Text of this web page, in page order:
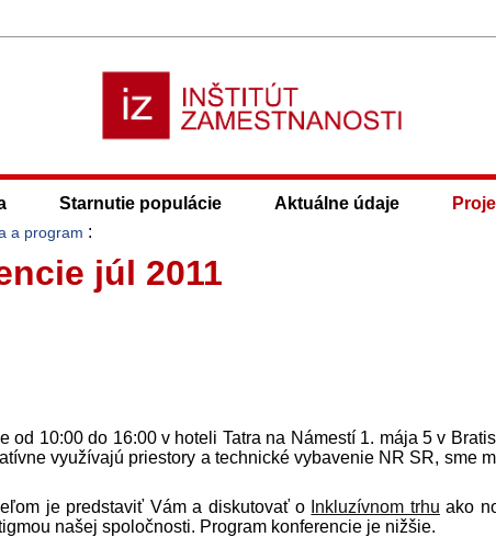
Starnutie populácie Aktuálne údaje
a program :
júl 2011
od 10:00 do 16:00 v hoteli Tatra na Námestí 1. mája 5 v
využívajú priestory a technické vybavenie NR SR, sme
je pred­staviť Vám a diskutovať o Inkluzívnom trhu ako
našej spoločnosti. Program konferencie je nižšie.